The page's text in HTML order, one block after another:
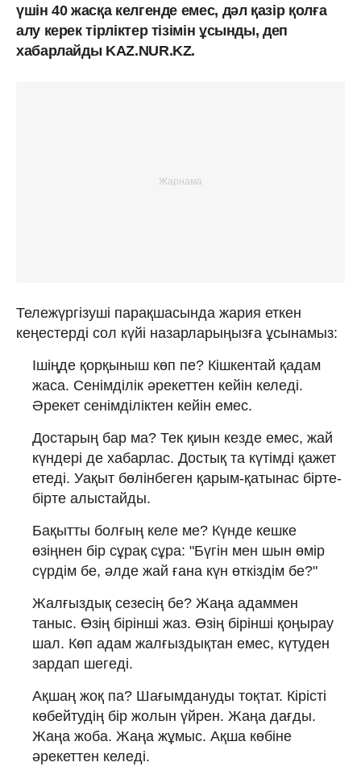
үшін 40 жасқа келгенде емес, дәл қазір қолға
алу керек тірліктер тізімін ұсынды, деп
хабарлайды KAZ.NUR.KZ.
Тележүргізуші парақшасында жария еткен
кеңестерді сол күйі назарларыңызға ұсынамыз:
Ішіңде қорқыныш көп пе? Кішкентай қадам
жаса. Сенімділік әрекеттен кейін келеді.
Әрекет сенімділіктен кейін емес.
Достарың бар ма? Тек қиын кезде емес, жай
күндері де хабарлас. Достық та күтімді қажет
етеді. Уақыт бөлінбеген қарым-қатынас бірте-
бірте алыстайды.
Бақытты болғың келе ме? Күнде кешке
өзіңнен бір сұрақ сұра: "Бүгін мен шын өмір
сүрдім бе, әлде жай ғана күн өткіздім бе?"
Жалғыздық сезесің бе? Жаңа адаммен
таныс. Өзің бірінші жаз. Өзің бірінші қоңырау
шал. Көп адам жалғыздықтан емес, күтуден
зардап шегеді.
Ақшаң жоқ па? Шағымдануды тоқтат. Кірісті
көбейтудің бір жолын үйрен. Жаңа дағды.
Жаңа жоба. Жаңа жұмыс. Ақша көбіне
әрекеттен келеді.